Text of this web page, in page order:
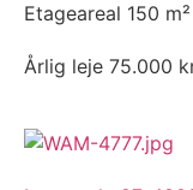
Etageareal 150 m²
Årlig leje 75.000